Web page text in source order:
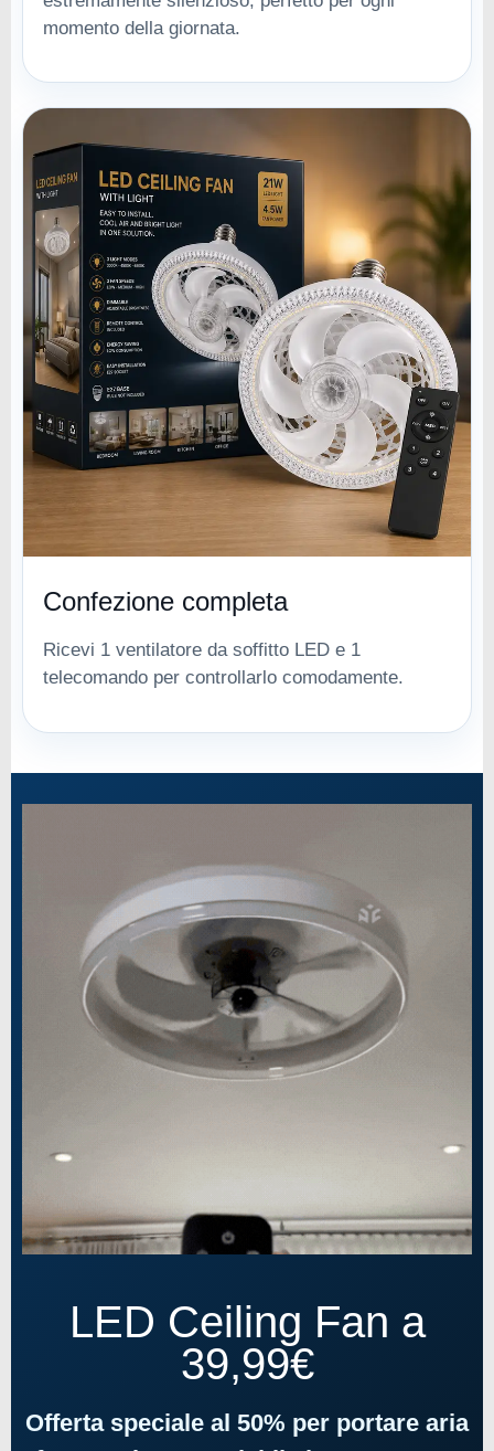
momento della giornata.
Confezione completa
Ricevi 1 ventilatore da soffitto LED e 1
telecomando per controllarlo comodamente.
LED Ceiling Fan a
39,99€
Offerta speciale al 50% per portare aria